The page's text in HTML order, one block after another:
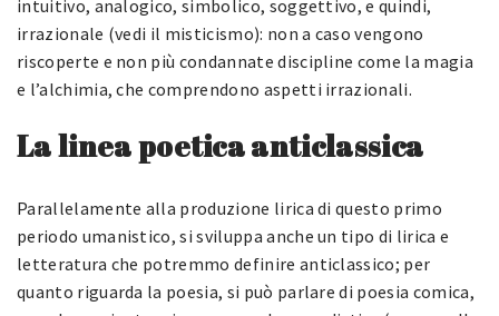
intuitivo, analogico, simbolico, soggettivo, e quindi,
irrazionale (vedi il misticismo): non a caso vengono
riscoperte e non più condannate discipline come la magia
e l’alchimia, che comprendono aspetti irrazionali.
La linea poetica anticlassica
Parallelamente alla produzione lirica di questo primo
periodo umanistico, si sviluppa anche un tipo di lirica e
letteratura che potremmo definire anticlassico; per
quanto riguarda la poesia, si può parlare di poesia comica,